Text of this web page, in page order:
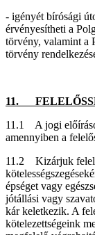
- igényét bírósági
érvényesítheti a
törvény, valamint a
törvény
11.
11.1 A jogi
amennyiben a
11.2 Kizárjuk
épséget vagy
jótállási vagy
kár keletkezik. A
kötelezettségeink